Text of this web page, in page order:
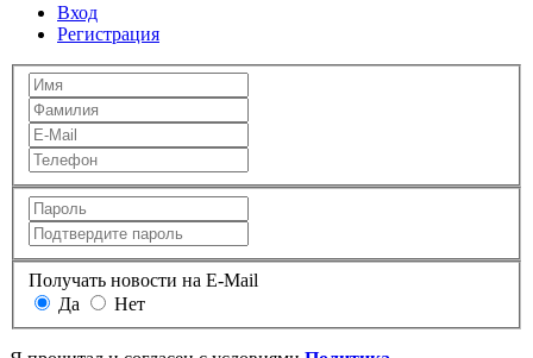
Вход
Регистрация
Получать новости на E-Mail
Да
Нет